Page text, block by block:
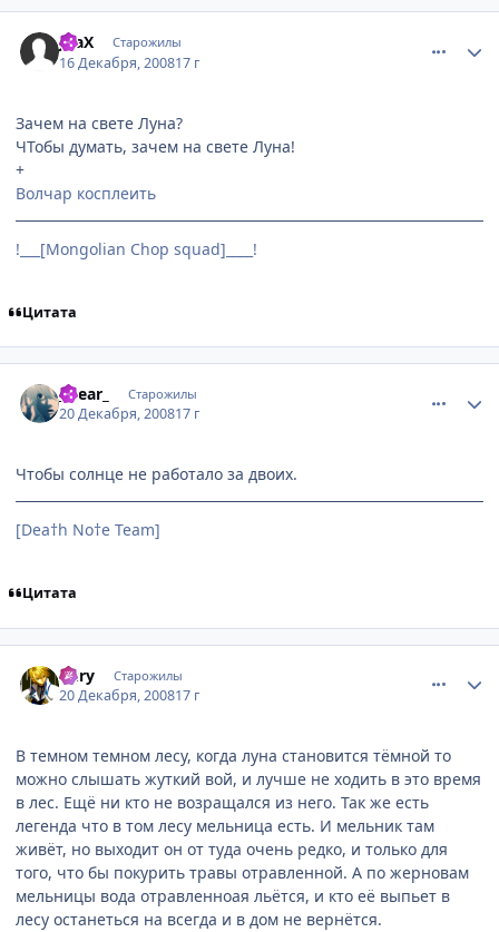
JkaX Старожилы
16 Декабря, 200817 г
Зачем на свете Луна?
ЧТобы думать, зачем на свете Луна!
+
Волчар косплеить
!___[Мongolian Сhop squad]____!
Цитата
_Near_ Старожилы
20 Декабря, 200817 г
Чтобы солнце не работало за двоих.
[Dea†h No†e Team]
Цитата
Yury Старожилы
20 Декабря, 200817 г
В темном темном лесу, когда луна становится тёмной то
можно слышать жуткий вой, и лучше не ходить в это время
в лес. Ещё ни кто не возращался из него. Так же есть
легенда что в том лесу мельница есть. И мельник там
живёт, но выходит он от туда очень редко, и только для
того, что бы покурить травы отравленной. А по жерновам
мельницы вода отравленноая льётся, и кто её выпьет в
лесу останеться на всегда и в дом не вернётся.